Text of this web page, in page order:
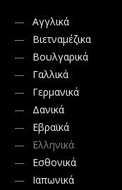
Αγγλικά
Βιετναμέζικα
Βουλγαρικά
Γαλλικά
Γερμανικά
Δανικά
Εβραϊκά
Ελληνικά
Εσθονικά
Ιαπωνικά